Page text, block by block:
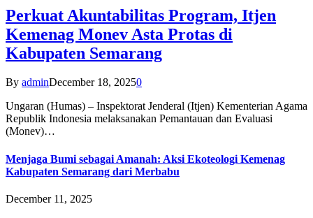
Perkuat Akuntabilitas Program, Itjen
Kemenag Monev Asta Protas di
Kabupaten Semarang
By adminDecember 18, 20250
Ungaran (Humas) – Inspektorat Jenderal (Itjen) Kementerian Agama
Republik Indonesia melaksanakan Pemantauan dan Evaluasi
(Monev)…
Menjaga Bumi sebagai Amanah: Aksi Ekoteologi Kemenag
Kabupaten Semarang dari Merbabu
December 11, 2025